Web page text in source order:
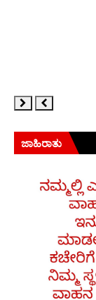
ಜಾಹಿರಾತು